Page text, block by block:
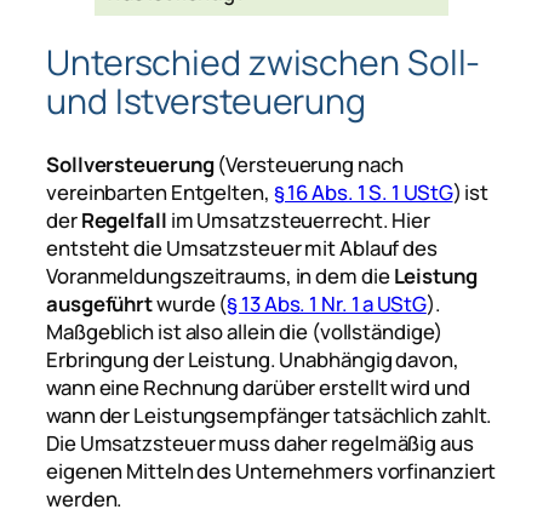
Unterschied zwischen Soll-
und Istversteuerung
Sollversteuerung(Versteuerung nach
vereinbarten Entgelten, § 16 Abs. 1 S. 1 UStG) ist
derRegelfall im Umsatzsteuerrecht. Hier
entsteht die Umsatzsteuer mit Ablauf des
Voranmeldungszeitraums, in dem dieLeistung
ausgeführtwurde (§ 13 Abs. 1 Nr. 1 a UStG).
Maßgeblich ist also allein die (vollständige)
Erbringung der Leistung. Unabhängig davon,
wann eine Rechnung darüber erstellt wird und
wann der Leistungsempfänger tatsächlich zahlt.
Die Umsatzsteuer muss daher regelmäßig aus
eigenen Mitteln des Unternehmers vorfinanziert
werden.